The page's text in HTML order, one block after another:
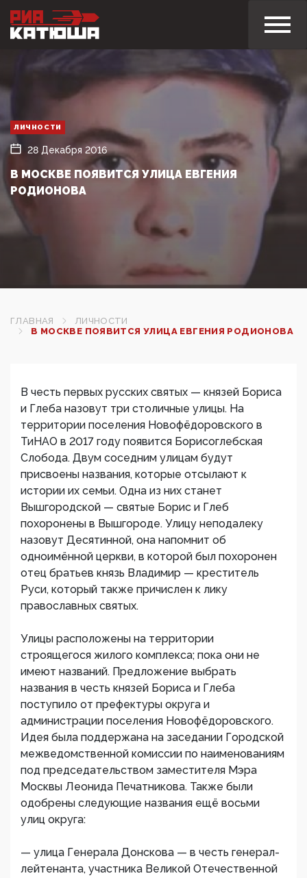
ЛИЧНОСТИ
28 Декабря 2016
В МОСКВЕ ПОЯВИТСЯ УЛИЦА ЕВГЕНИЯ
РОДИОНОВА
ГЛАВНАЯ
ЛИЧНОСТИ
В МОСКВЕ ПОЯВИТСЯ УЛИЦА ЕВГЕНИЯ РОДИОНОВА
В честь первых русских святых — князей Бориса
и Глеба назовут три столичные улицы. На
территории поселения Новофёдоровского в
ТиНАО в 2017 году появится Борисоглебская
Слобода. Двум соседним улицам будут
присвоены названия, которые отсылают к
истории их семьи. Одна из них станет
Вышгородской — святые Борис и Глеб
похоронены в Вышгороде. Улицу неподалеку
назовут Десятинной, она напомнит об
одноимённой церкви, в которой был похоронен
отец братьев князь Владимир — креститель
Руси, который также причислен к лику
православных святых.
Улицы расположены на территории
строящегося жилого комплекса; пока они не
имеют названий. Предложение выбрать
названия в честь князей Бориса и Глеба
поступило от префектуры округа и
администрации поселения Новофёдоровского.
Идея была поддержана на заседании Городской
межведомственной комиссии по наименованиям
под председательством заместителя Мэра
Москвы Леонида Печатникова. Также были
одобрены следующие названия ещё восьми
улиц округа:
— улица Генерала Донскова — в честь генерал-
лейтенанта, участника Великой Отечественной